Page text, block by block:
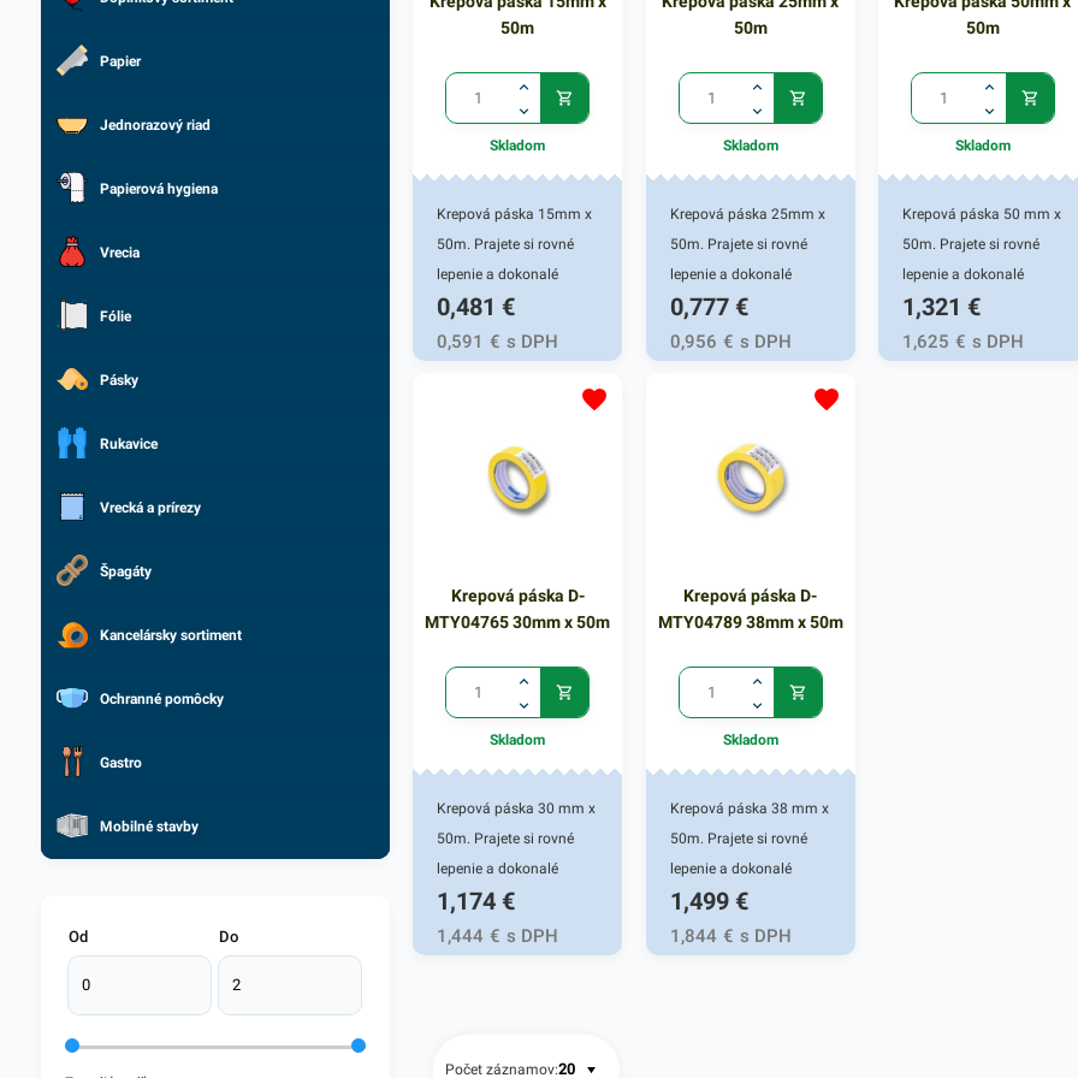
Papier
Jednorazový riad
Papierová hygiena
Vrecia
Fólie
Pásky
Rukavice
Vrecká a prírezy
Špagáty
Kancelársky sortiment
Ochranné pomôcky
Gastro
Mobilné stavby
Od Do
50m
Skladom
Krepová páska 15mm x
50m. Prajete si rovné
lepenie a dokonalé
farebné okraje pri
natieraní a stierkovaní?
Ideálna je táto krepová
Dlžká návinu 50 m.
Nepriepustný materiál =
100%výsledok. Krepové
0,481 €
0,591 € s DPH
50m
Skladom
Krepová páska 25mm x
50m. Prajete si rovné
lepenie a dokonalé
farebné okraje pri
natieraní a stierkovaní?
Ideálna je táto krepová
Dlžká návinu 50 m.
Nepriepustný materiál =
100%výsledok. Krepové
0,777 €
0,956 € s DPH
50m
Skladom
Krepová páska 50 mm x
50m. Prajete si rovné
lepenie a dokonalé
farebné okraje pri
natieraní a stierkovaní?
Ideálna je táto krepová
1,321 €
1,625 € s DPH
Krepová páska D-
MTY04765 30mm x 50m
Skladom
Krepová páska 30 mm x
50m. Prajete si rovné
lepenie a dokonalé
farebné okraje pri
natieraní a stierkovaní?
Ideálna je táto krepová
1,174 €
1,444 € s DPH
Krepová páska D-
MTY04789 38mm x 50m
Skladom
Krepová páska 38 mm x
50m. Prajete si rovné
lepenie a dokonalé
farebné okraje pri
natieraní a stierkovaní?
Ideálna je táto krepová
1,499 €
1,844 € s DPH
Počet záznamov: